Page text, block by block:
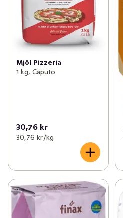
Mjöl Pizzeria
1 kg, Caputo
30,76 kr
30,76 kr /kg